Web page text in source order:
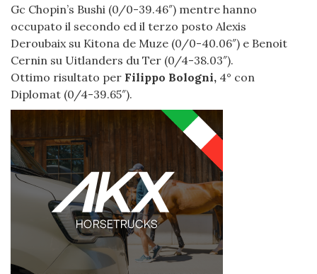
Gc Chopin’s Bushi (0/0-39.46″) mentre hanno
occupato il secondo ed il terzo posto Alexis
Deroubaix su Kitona de Muze (0/0-40.06″) e Benoit
Cernin su Uitlanders du Ter (0/4-38.03″).
Ottimo risultato per Filippo Bologni, 4° con
Diplomat (0/4-39.65″).